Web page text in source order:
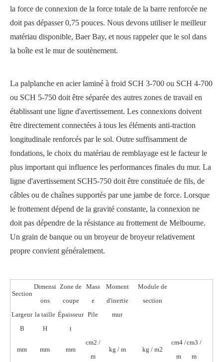
la force de connexion de la force totale de la barre renforcée ne
doit pas dépasser 0,75 pouces. Nous devons utiliser le meilleur
matériau disponible, Baer Bay, et nous rappeler que le sol dans
la boîte est le mur de soutènement.
La palplanche en acier laminé à froid SCH 3-700 ou SCH 4-700
ou SCH 5-750 doit être séparée des autres zones de travail en
établissant une ligne d'avertissement. Les connexions doivent
être directement connectées à tous les éléments anti-traction
longitudinale renforcés par le sol. Outre suffisamment de
fondations, le choix du matériau de remblayage est le facteur le
plus important qui influence les performances finales du mur. La
ligne d'avertissement SCH5-750 doit être constituée de fils, de
câbles ou de chaînes supportés par une jambe de force. Lorsque
le frottement dépend de la gravité constante, la connexion ne
doit pas dépendre de la résistance au frottement de Melbourne.
Un grain de banque ou un broyeur de broyeur relativement
propre convient généralement.
Section
Dimensi
ons
Zone de
coupe
Mass
e
Moment
d'inertie
Module de
section
Largeur la taille Épaisseur Pile
mur
B
H t
mm mm mm
cm2 /
m
kg / m kg / m2
cm4 /
m
cm3 /
m